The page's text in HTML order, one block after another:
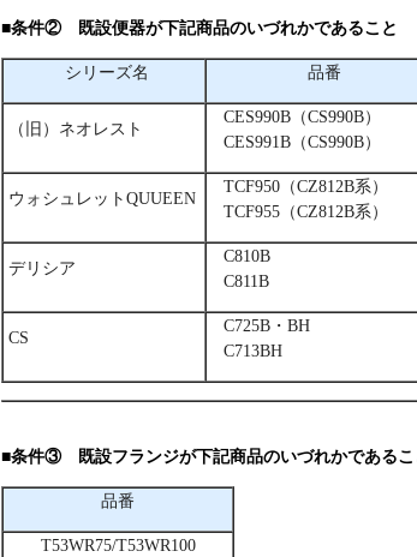
■条件② 既設便器が下記商品のいづれかであること
シリーズ名 品番
（旧）ネオレスト
CES990B（CS990B）
CES991B（CS990B）
ウォシュレットQUUEEN
TCF950（CZ812B系）
TCF955（CZ812B系）
デリシア
C810B
C811B
CS
C725B・BH
C713BH
■条件③ 既設フランジが下記商品のいづれかであるこ
品番
T53WR75/T53WR100